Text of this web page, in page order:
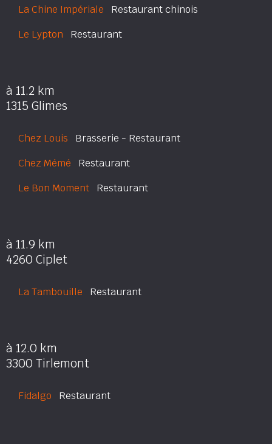
La Chine Impériale Restaurant chinois
Le Lypton Restaurant
à 11.2 km
1315 Glimes
Chez Louis Brasserie - Restaurant
Chez Mémé Restaurant
Le Bon Moment Restaurant
à 11.9 km
4260 Ciplet
La Tambouille Restaurant
à 12.0 km
3300 Tirlemont
Fidalgo Restaurant